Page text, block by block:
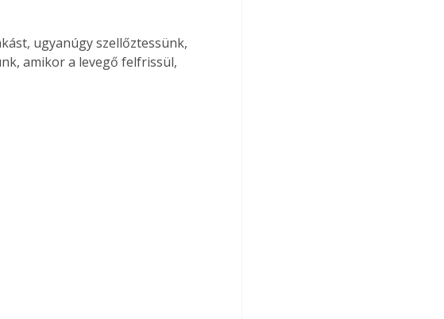
ugyanúgy szellőztessünk,
amikor a levegő felfrissül,